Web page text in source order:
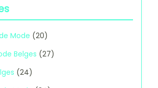
Mode (20)
Belges (27)
(24)